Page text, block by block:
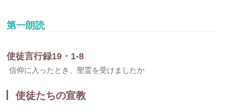
第一朗読
使徒言行録19・1-8
信仰に入ったとき、聖霊を受けましたか
使徒たちの宣教